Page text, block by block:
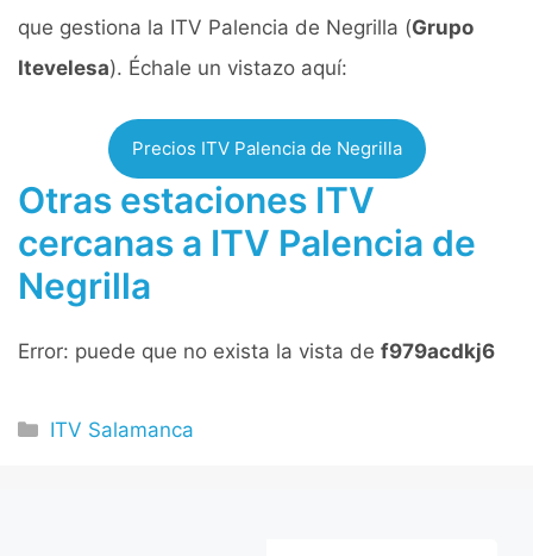
que gestiona la ITV Palencia de Negrilla (Grupo
Itevelesa). Échale un vistazo aquí:
Precios ITV Palencia de Negrilla
Otras estaciones ITV
cercanas a ITV Palencia de
Negrilla
Error: puede que no exista la vista de f979acdkj6
Categorías
ITV Salamanca